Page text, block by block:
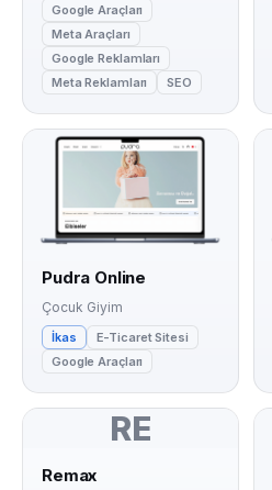
Google Araçları
Meta Araçları
Google Reklamları
Meta Reklamları
SEO
Pudra Online
Çocuk Giyim
İkas
E-Ticaret Sitesi
Google Araçları
RE
Remax